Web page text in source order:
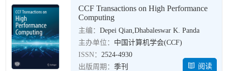
CCF Transactions on High Performance
Computing
主编：Depei Qian,Dhabaleswar K. Panda
主办单位： 中国计算机学会(CCF)
ISSN：2524-4930
出版周期：季刊 阅读